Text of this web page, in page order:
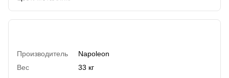
Производитель
Napoleon
Вес
33 кг